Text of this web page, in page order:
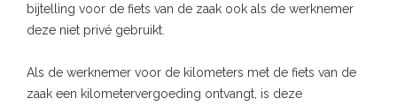
bijtelling voor de fiets van de zaak ook als de werknemer
deze niet privé gebruikt.
Als de werknemer voor de kilometers met de fiets van de
zaak een kilometervergoeding ontvangt, is deze